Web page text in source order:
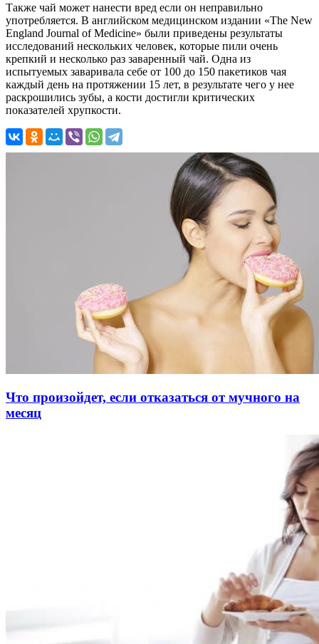
Также чай может нанести вред если он неправильно
употребляется. В английском медицинском издании «The New
England Journal of Medicine» были приведены результаты
исследований нескольких человек, которые пили очень
крепкий и несколько раз заваренный чай. Одна из
испытуемых заваривала себе от 100 до 150 пакетиков чая
каждый день на протяжении 15 лет, в результате чего у нее
раскрошились зубы, а кости достигли критических
показателей хрупкости.
Что произойдет, если отказаться от мучного на
месяц